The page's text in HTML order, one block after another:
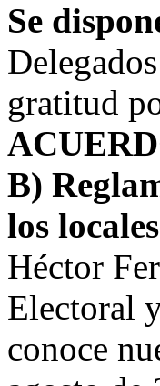
Se
gratitud
B)
los
Héctor
Electoral
conoce